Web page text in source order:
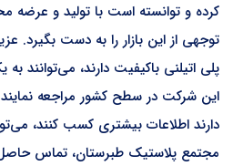
کرده و توانسته ‌است با تولید و عرضه
توجهی از این بازار را به دست بگیرد.
این شرکت در سطح کشور مراجعه
دارند اطلاعات بیشتری کسب کنند،
مجتمع پلاستیک طبرستان، تماس حاصل